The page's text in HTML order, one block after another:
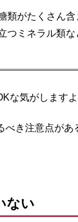
類がたくさん
つミネラル類
な気がしますよ
き注意点があ
ない